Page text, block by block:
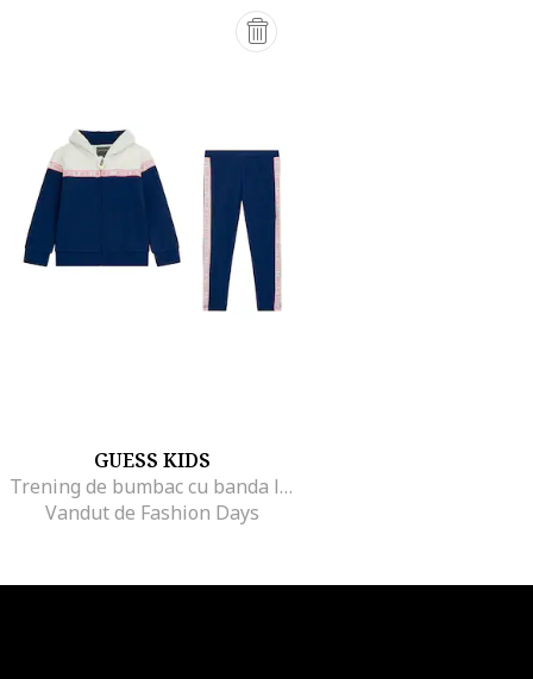
GUESS KIDS
Trening de bumbac cu banda logo, Alb fildes/Bleumarin
Vandut de Fashion Days